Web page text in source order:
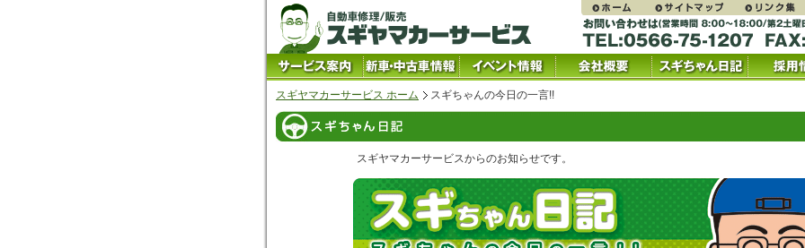
スギヤマカーサービス ホーム スギちゃんの今日の一言!!
スギヤマカーサービスからのお知らせです。